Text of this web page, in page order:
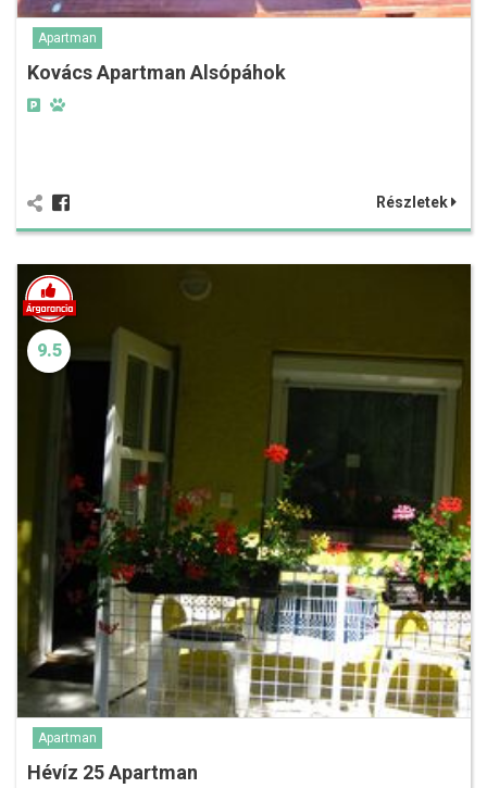
Apartman
Kovács Apartman Alsópáhok
Részletek
9.5
Apartman
Hévíz 25 Apartman